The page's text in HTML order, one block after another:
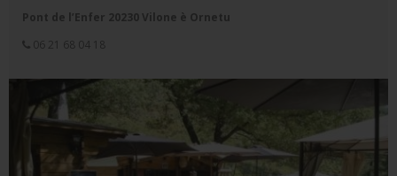
Pont de l’Enfer 20230 Vilone è Ornetu
06 21 68 04 18